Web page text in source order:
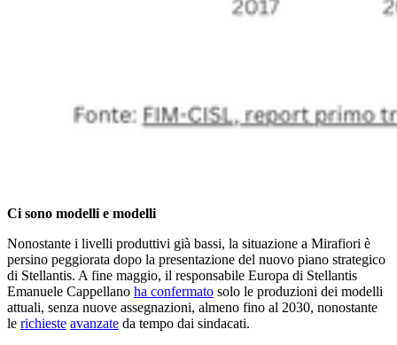
Ci sono modelli e modelli
Nonostante i livelli produttivi già bassi, la situazione a Mirafiori è
persino peggiorata dopo la presentazione del nuovo piano strategico
di Stellantis. A fine maggio, il responsabile Europa di Stellantis
Emanuele Cappellano ha confermato solo le produzioni dei modelli
attuali, senza nuove assegnazioni, almeno fino al 2030, nonostante
le richieste avanzate da tempo dai sindacati.